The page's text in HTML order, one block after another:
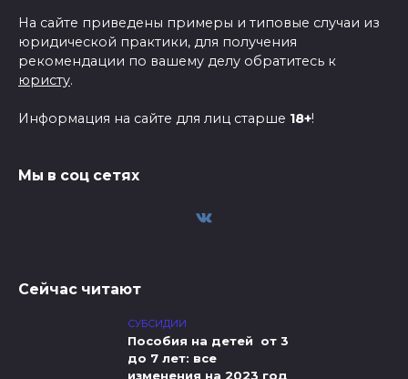
На сайте приведены примеры и типовые случаи из
юридической практики, для получения
рекомендации по вашему делу обратитесь к
юристу.
Информация на сайте для лиц старше 18+!
Мы в соц сетях
Сейчас читают
СУБСИДИИ
Пособия на детей от 3
до 7 лет: все
изменения на 2023 год